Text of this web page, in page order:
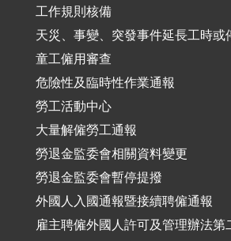
工作規則核備
天災、事變、突發事件延長工時或
童工僱用審查
危險性及臨時性作業通報
勞工活動中心
大量解僱勞工通報
勞退金監委會相關資料變更
勞退金監委會暫停提撥
外國人入國通報暨接續聘僱通報
雇主聘僱外國人許可及管理辦法第